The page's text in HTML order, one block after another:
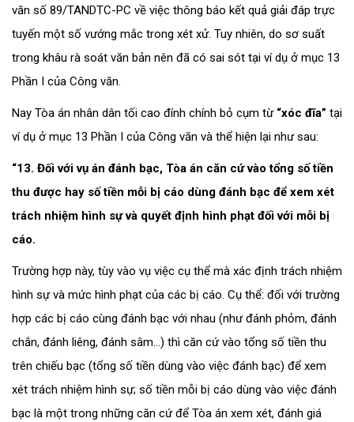
văn số 89/TANDTC-PC về việc thông báo kết quả giải đáp trực
tuyến một số vướng mắc trong xét xử. Tuy nhiên, do sơ suất
trong khâu rà soát văn bản nên đã có sai sót tại ví dụ ở mục 13
Phần I của Công văn.
Nay Tòa án nhân dân tối cao đính chính bỏ cụm từ “xóc đĩa” tại
ví dụ ở mục 13 Phần I của Công văn và thể hiện lại như sau:
“13. Đối với vụ án đánh bạc, Tòa án căn cứ vào tổng số tiền
thu được hay số tiền mỗi bị cáo dùng đánh bạc để xem xét
trách nhiệm hình sự và quyết định hình phạt đối với mỗi bị
cáo.
Trường hợp này, tùy vào vụ việc cụ thể mà xác định trách nhiệm
hình sự và mức hình phạt của các bị cáo. Cụ thể: đối với trường
hợp các bị cáo cùng đánh bạc với nhau (như đánh phỏm, đánh
chắn, đánh liêng, đánh sâm…) thì căn cứ vào tổng số tiền thu
trên chiếu bạc (tổng số tiền dùng vào việc đánh bạc) để xem
xét trách nhiệm hình sự; số tiền mỗi bị cáo dùng vào việc đánh
bạc là một trong những căn cứ để Tòa án xem xét, đánh giá